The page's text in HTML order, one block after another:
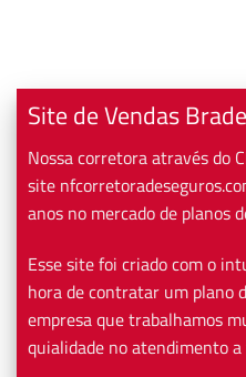
Site de Vendas
Nossa corretora através do
site
anos no mercado de planos
Esse site foi criado com o
hora de contratar um plano
empresa que trabalhamos
quialidade no atendimento